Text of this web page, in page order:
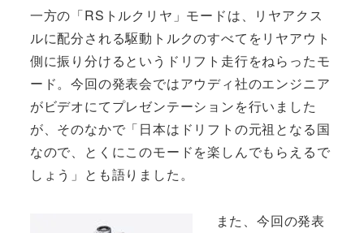
一方の「RSトルクリヤ」モードは、リヤアクス
ルに配分される駆動トルクのすべてをリヤアウト
側に振り分けるというドリフト走行をねらったモ
ード。今回の発表会ではアウディ社のエンジニア
がビデオにてプレゼンテーションを行いました
が、そのなかで「日本はドリフトの元祖となる国
なので、とくにこのモードを楽しんでもらえるで
しょう」とも語りました。
また、今回の発表